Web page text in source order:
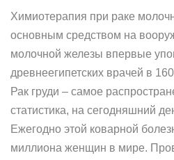
Химиотерапия при раке
основным средством на
молочной железы впервые
древнеегипетских врачей в
Рак груди – самое
статистика, на сегодняшний
Ежегодно этой коварной
миллиона женщин в мире.